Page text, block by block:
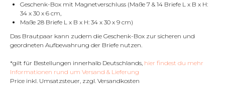
Geschenk-Box mit Magnetverschluss (Maße 7 & 14 Briefe L x B x H:
34 x 30 x 6 cm,
Maße 28 Briefe L x B x H: 34 x 30 x 9 cm)
Das Brautpaar kann zudem die Geschenk-Box zur sicheren und
geordneten Aufbewahrung der Briefe nutzen.
*gilt für Bestellungen innerhalb Deutschlands, hier findest du mehr
Informationen rund um Versand & Lieferung
Price inkl. Umsatzsteuer, zzgl. Versandkosten